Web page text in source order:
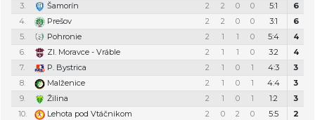
3.
Šamorín 2 2 0 0 5:1
6
4.
Prešov 2 2 0 0 3:1
6
5.
Pohronie 2 1 1 0 5:4
4
6.
Zl. Moravce - Vráble 2 1 1 0 3:2
4
7.
P. Bystrica 2 1 0 1 4:3
3
8.
Malženice 2 1 0 1 4:4
3
9.
Žilina 2 1 0 1 1:2
3
10.
Lehota pod Vtáčnikom 2 0 2 0 5:5
2